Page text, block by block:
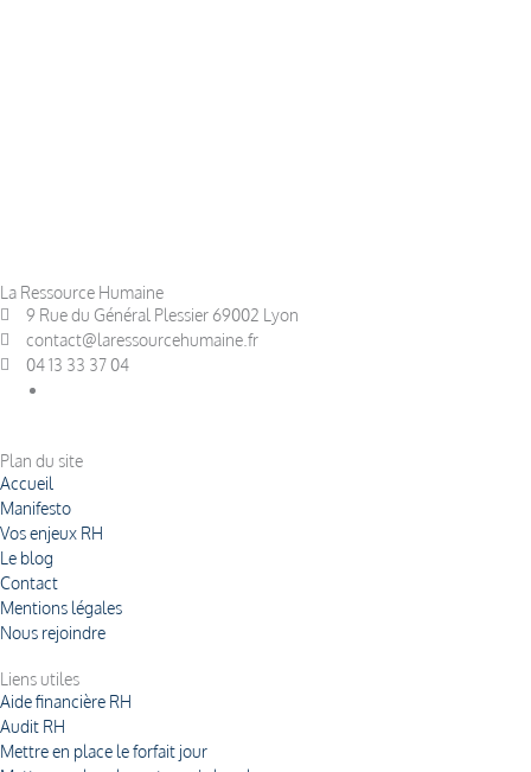
La Ressource Humaine
9 Rue du Général Plessier 69002 Lyon
contact@laressourcehumaine.fr
04 13 33 37 04
Plan du site
Accueil
Manifesto
Vos enjeux RH
Le blog
Contact
Mentions légales
Nous rejoindre
Liens utiles
Aide financière RH
Audit RH
Mettre en place le forfait jour